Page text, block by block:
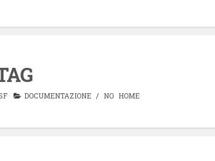
DOCUMENTAZIONE/ NO HOME